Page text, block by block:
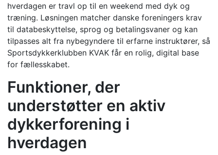
hverdagen er travl op til en weekend med dyk og
træning. Løsningen matcher danske foreningers krav
til databeskyttelse, sprog og betalingsvaner og kan
tilpasses alt fra nybegyndere til erfarne instruktører, så
Sportsdykkerklubben KVAK får en rolig, digital base
for fællesskabet.
Funktioner, der
understøtter en aktiv
dykkerforening i
hverdagen